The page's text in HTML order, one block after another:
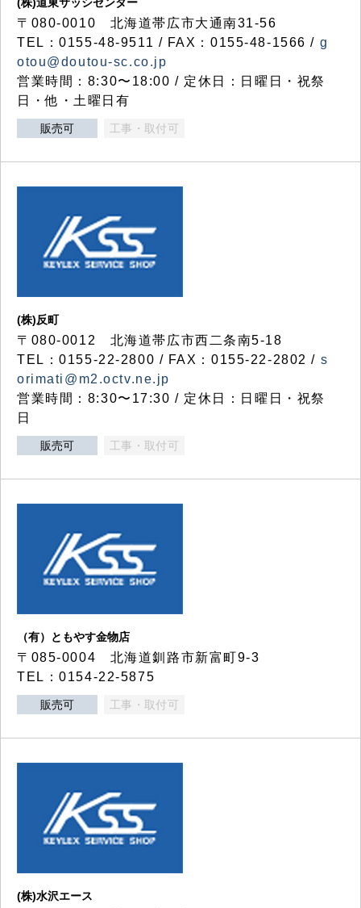
〒080-0010 北海道帯広市大通南31-56
TEL：0155-48-9511 / FAX：0155-48-1566 / g
otou@doutou-sc.co.jp
営業時間：8:30〜18:00 / 定休日：日曜日・祝祭
日・他・土曜日有
販売可 工事・取付可
(株)反町
〒080-0012 北海道帯広市西二条南5-18
TEL：0155-22-2800 / FAX：0155-22-2802 / s
orimati@m2.octv.ne.jp
営業時間：8:30〜17:30 / 定休日：日曜日・祝祭
日
販売可 工事・取付可
（有）ともやす金物店
〒085-0004 北海道釧路市新富町9-3
TEL：0154-22-5875
販売可 工事・取付可
(株)水沢エース